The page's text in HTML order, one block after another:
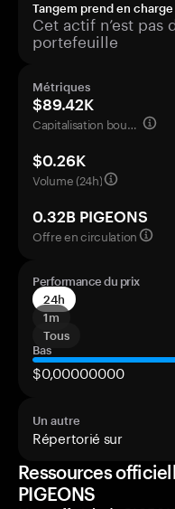
Tangem prend en
Cet actif n’est
portefeuille
Métriques
$89.42K
Capitalisation boursière
$0.26K
Volume (24h)
0.32B PIGEONS
Offre en circulation
Performance du prix
24h
1m
Tous
Bas
$0,00000000
Un autre
Répertorié sur
Ressources
PIGEONS